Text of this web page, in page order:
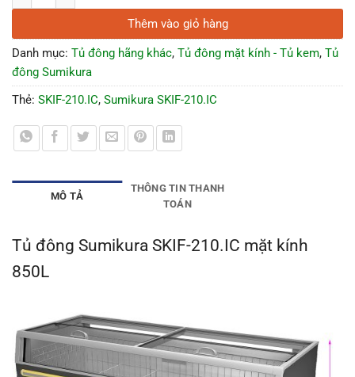
Thêm vào giỏ hàng
Danh mục: Tủ đông hãng khác, Tủ đông mặt kính - Tủ kem, Tủ
đông Sumikura
Thẻ: SKIF-210.IC, Sumikura SKIF-210.IC
MÔ TẢ
THÔNG TIN THANH
TOÁN
Tủ đông Sumikura SKIF-210.IC mặt kính
850L